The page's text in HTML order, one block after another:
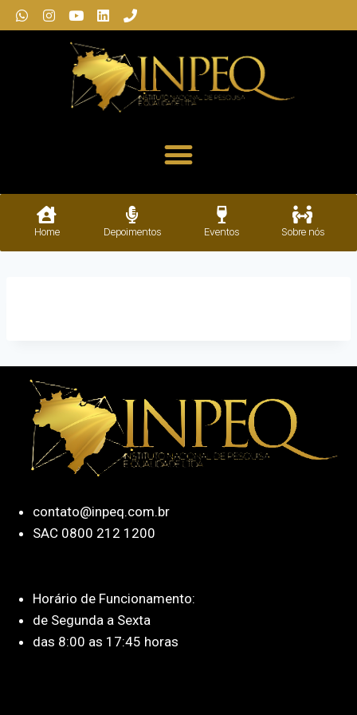
Home Depoimentos Eventos Sobre nós
contato@inpeq.com.br
SAC 0800 212 1200
Horário de Funcionamento:
de Segunda a Sexta
das 8:00 as 17:45 horas